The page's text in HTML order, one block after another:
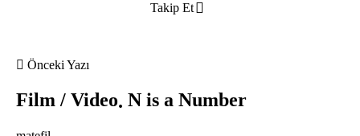
Takip Et
Önceki Yazı
Film / Video N is a Number